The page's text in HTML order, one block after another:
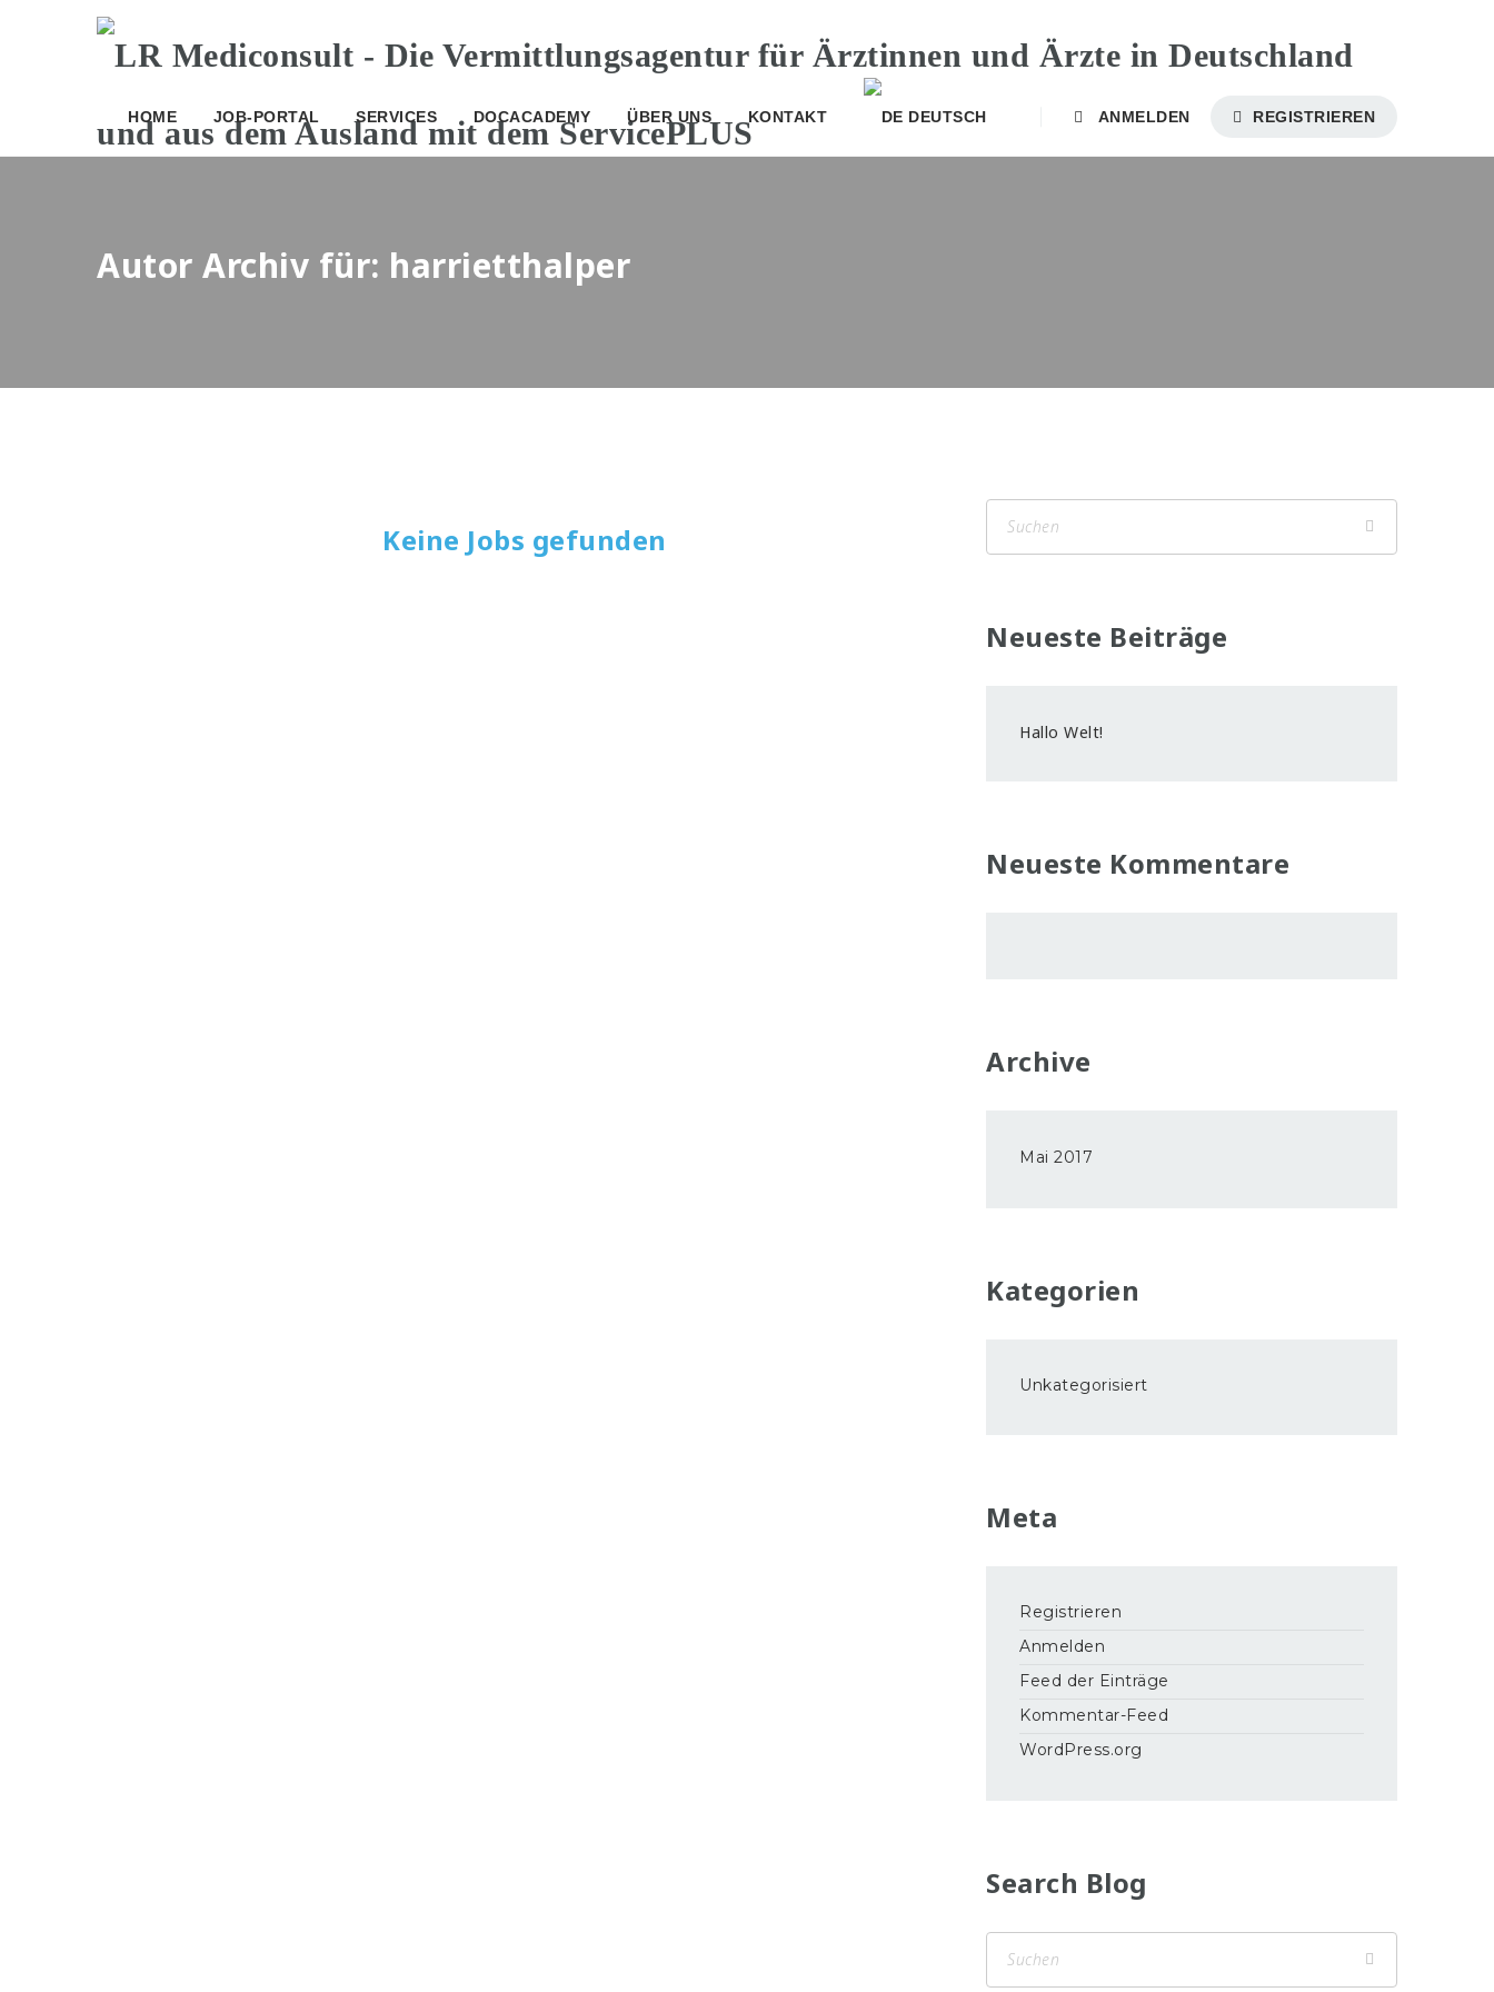
HOME JOB-PORTAL SERVICES DOCACADEMY ÜBER UNS KONTAKT DEUTSCH ANMELDEN REGISTRIEREN
Autor Archiv für: harrietthalper
Keine Jobs gefunden
Neueste Beiträge
Hallo Welt!
Neueste Kommentare
Archive
Mai 2017
Kategorien
Unkategorisiert
Meta
Registrieren
Anmelden
Feed der Einträge
Kommentar-Feed
WordPress.org
Search Blog